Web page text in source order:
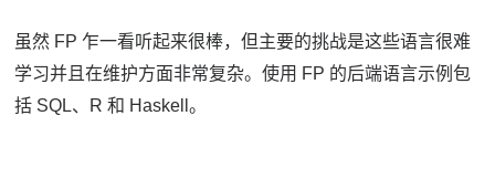
虽然 FP 乍一看听起来很棒，但主要的挑战是这些语言很难
学习并且在维护方面非常复杂。使用 FP 的后端语言示例包
括 SQL、R 和 Haskell。